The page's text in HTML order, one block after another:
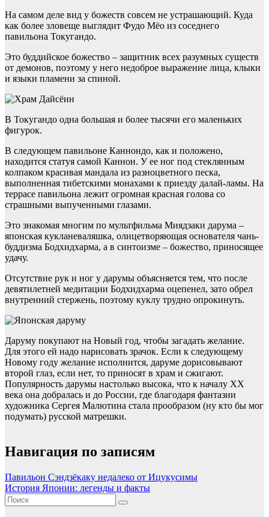
На самом деле вид у божеств совсем не устрашающий. Куда
как более зловеще выглядит Фудо Мёо из соседнего
павильона Токугандо.
Это буддийское божество – защитник всех разумных существ
от демонов, поэтому у него недоброе выражение лица, клыки
и языки пламени за спиной.
В Токугандо одна большая и более тысячи его маленьких
фигурок.
В следующем павильоне Каннондо, как и положено,
находится статуя самой Каннон. У ее ног под стеклянным
колпаком красивая мандала из разноцветного песка,
выполненная тибетскими монахами к приезду далай-ламы. На
террасе павильона лежит огромная красная голова со
страшными выпученными глазами.
Это знакомая многим по мультфильма Миядзаки дарума –
японская кукланеваляшка, олицетворяющая основателя чань-
буддизма Бодхидхарма, а в синтоизме – божество, приносящее
удачу.
Отсутствие рук и ног у дарумы объясняется тем, что после
девятилетней медитации Бодхидхарма оцепенел, зато обрел
внутренний стержень, поэтому куклу трудно опрокинуть.
Даруму покупают на Новый год, чтобы загадать желание.
Для этого ей надо нарисовать зрачок. Если к следующему
Новому году желание исполнится, даруме дорисовывают
второй глаз, если нет, то приносят в храм и сжигают.
Популярность дарумы настолько высока, что к началу XX
века она добралась и до России, где благодаря фантазии
художника Сергея Малютина стала прообразом (ну кто бы мог
подумать) русской матрешки.
Навигация по записям
Павильон Сэндзёкаку недалеко от Ицукусимы
История Японии: легенды и факты